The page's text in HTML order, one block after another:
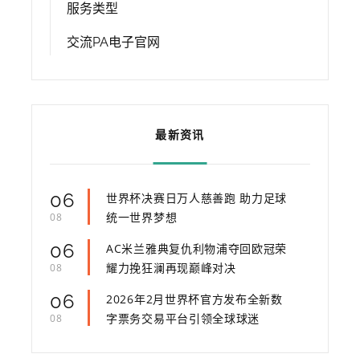
服务类型
交流PA电子官网
最新资讯
06
08
世界杯决赛日万人慈善跑 助力足球
统一世界梦想
06
08
AC米兰雅典复仇利物浦夺回欧冠荣
耀力挽狂澜再现巅峰对决
06
08
2026年2月世界杯官方发布全新数
字票务交易平台引领全球球迷